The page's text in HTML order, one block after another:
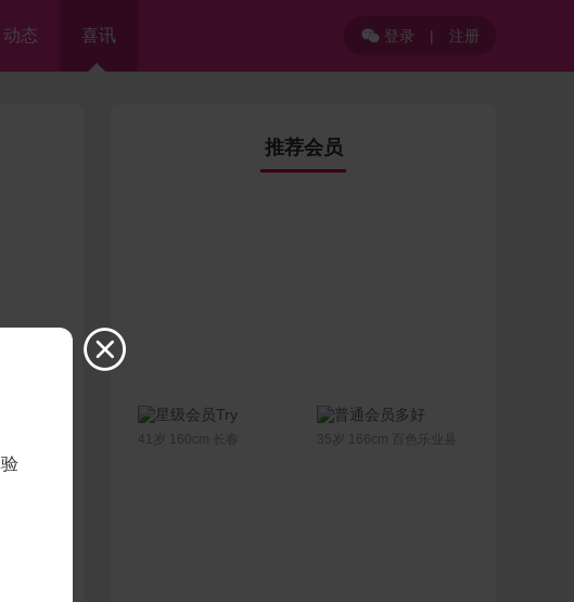
动态 喜讯 登录 | 注册
推荐会员
联系Ta
Try
41岁 160cm 长春
联系Ta
多好
35岁 166cm 百色乐业县
